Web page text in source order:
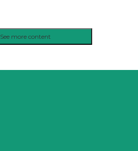
See more content